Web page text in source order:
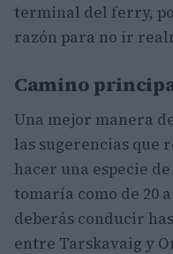
terminal del ferry,
razón para no ir
Camino
Una mejor manera
las sugerencias que
hacer una especie
tomaría como de 20
deberás conducir
entre Tarskavaig y